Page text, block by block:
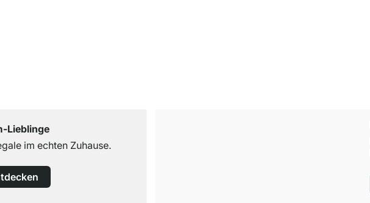
Lieblinge
im echten Zuhause.